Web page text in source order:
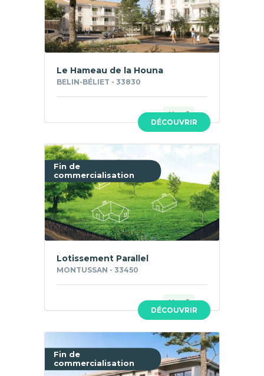
DÉCOUVRIR
Le Hameau de la Houna
BELIN-BÉLIET - 33830
Neuf
Fin de
commercialisation
DÉCOUVRIR
Lotissement Parallel
MONTUSSAN - 33450
Neuf
Fin de
commercialisation